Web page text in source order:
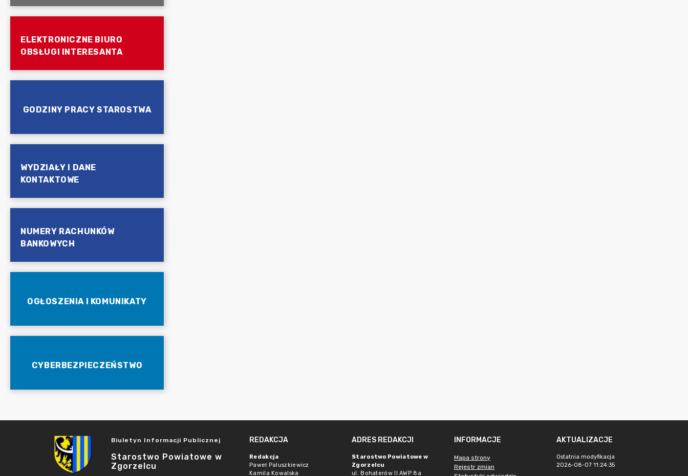
ELEKTRONICZNE BIURO
OBSŁUGI INTERESANTA
GODZINY PRACY STAROSTWA
WYDZIAŁY I DANE
KONTAKTOWE
NUMERY RACHUNKÓW
BANKOWYCH
OGŁOSZENIA I KOMUNIKATY
CYBERBEZPIECZEŃSTWO
Biuletyn Informacji Publicznej
Starostwo Powiatowe w
Zgorzelcu
REDAKCJA
Redakcja
Paweł Paluszkiewicz
Kamila Kowalska
ADRES REDAKCJI
Starostwo Powiatowe w
Zgorzelcu
ul. Bohaterów II AWP 8a
INFORMACJE
Mapa strony
Rejestr zmian
AKTUALIZACJE
Ostatnia modyfikacja
2026-08-07 11:24:35